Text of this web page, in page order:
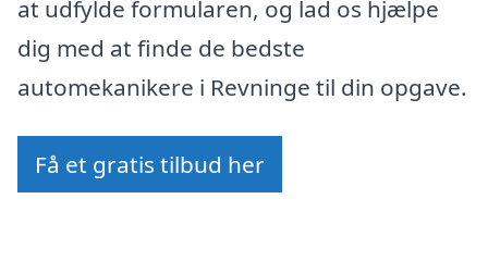
at udfylde formularen, og lad os hjælpe
dig med at finde de bedste
automekanikere i Revninge til din opgave.
Få et gratis tilbud her